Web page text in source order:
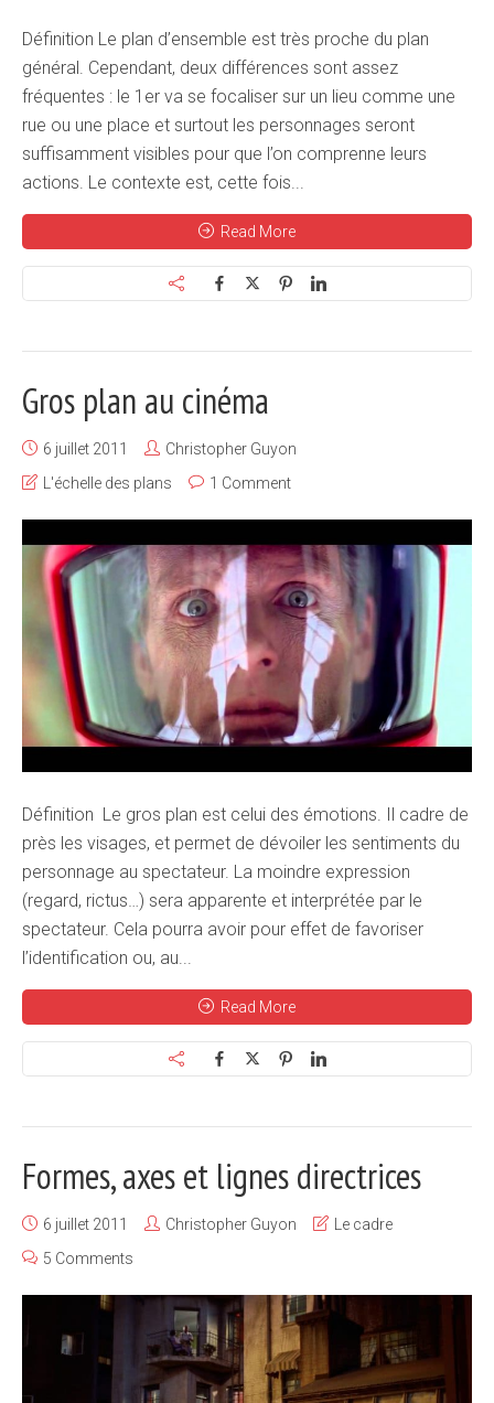
Définition Le plan d’ensemble est très proche du plan
général. Cependant, deux différences sont assez
fréquentes : le 1er va se focaliser sur un lieu comme une
rue ou une place et surtout les personnages seront
suffisamment visibles pour que l’on comprenne leurs
actions. Le contexte est, cette fois...
Read More
Gros plan au cinéma
6 juillet 2011
Christopher Guyon
L'échelle des plans
1 Comment
Définition Le gros plan est celui des émotions. Il cadre de
près les visages, et permet de dévoiler les sentiments du
personnage au spectateur. La moindre expression
(regard, rictus…) sera apparente et interprétée par le
spectateur. Cela pourra avoir pour effet de favoriser
l’identification ou, au...
Read More
Formes, axes et lignes directrices
6 juillet 2011 Christopher Guyon
Le cadre
5 Comments